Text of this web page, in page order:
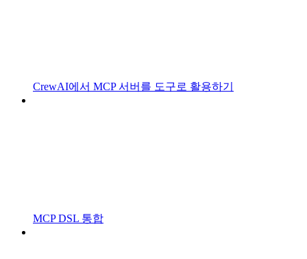
CrewAI에서 MCP 서버를 도구로 활용하기
MCP DSL 통합